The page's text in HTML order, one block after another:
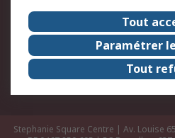
A propos de RS
Le groupe RS Group
RS dans le monde
ESG
Stephanie Square Centre | Av. Louise
Tout
Paramétrer
Tout